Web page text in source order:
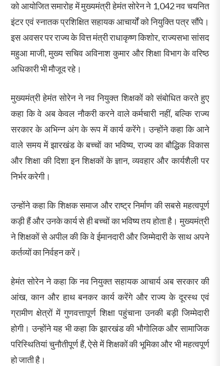
को आयोजित समारोह में मुख्यमंत्री हेमंत सोरेन ने 1,042 नव चयनित
इंटर एवं स्नातक प्रशिक्षित सहायक आचार्यों को नियुक्ति पत्र सौंपे।
इस अवसर पर राज्य के वित्त मंत्री राधाकृष्ण किशोर, राज्यसभा सांसद
महुआ माजी, मुख्य सचिव अविनाश कुमार और शिक्षा विभाग के वरिष्ठ
अधिकारी भी मौजूद रहे।
मुख्यमंत्री हेमंत सोरेन ने नव नियुक्त शिक्षकों को संबोधित करते हुए
कहा कि वे अब केवल नौकरी करने वाले कर्मचारी नहीं, बल्कि राज्य
सरकार के अभिन्न अंग के रूप में कार्य करेंगे। उन्होंने कहा कि आने
वाले समय में झारखंड के बच्चों का भविष्य, राज्य का बौद्धिक विकास
और शिक्षा की दिशा इन शिक्षकों के ज्ञान, व्यवहार और कार्यशैली पर
निर्भर करेगी।
उन्होंने कहा कि शिक्षक समाज और राष्ट्र निर्माण की सबसे महत्वपूर्ण
कड़ी हैं और उनके कार्य से ही बच्चों का भविष्य तय होता है। मुख्यमंत्री
ने शिक्षकों से अपील की कि वे ईमानदारी और जिम्मेदारी के साथ अपने
कर्तव्यों का निर्वहन करें।
हेमंत सोरेन ने कहा कि नव नियुक्त सहायक आचार्य अब सरकार की
आंख, कान और हाथ बनकर कार्य करेंगे और राज्य के दूरस्थ एवं
ग्रामीण क्षेत्रों में गुणवत्तापूर्ण शिक्षा पहुंचाना उनकी बड़ी जिम्मेदारी
होगी। उन्होंने यह भी कहा कि झारखंड की भौगोलिक और सामाजिक
परिस्थितियां चुनौतीपूर्ण हैं, ऐसे में शिक्षकों की भूमिका और भी महत्वपूर्ण
हो जाती है।